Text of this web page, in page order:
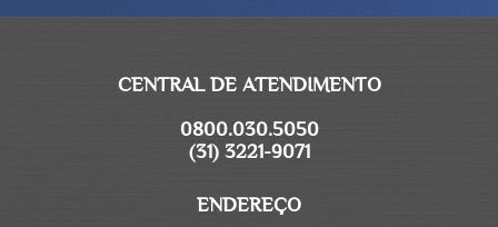
CENTRAL DE ATENDIMENTO
0800.030.5050
(31) 3221-9071
ENDEREÇO